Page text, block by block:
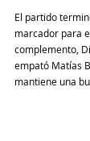
El partido
marcador para
complemento,
empató Matías
mantiene una